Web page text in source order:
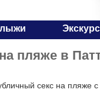
пляже в
секс на пляже